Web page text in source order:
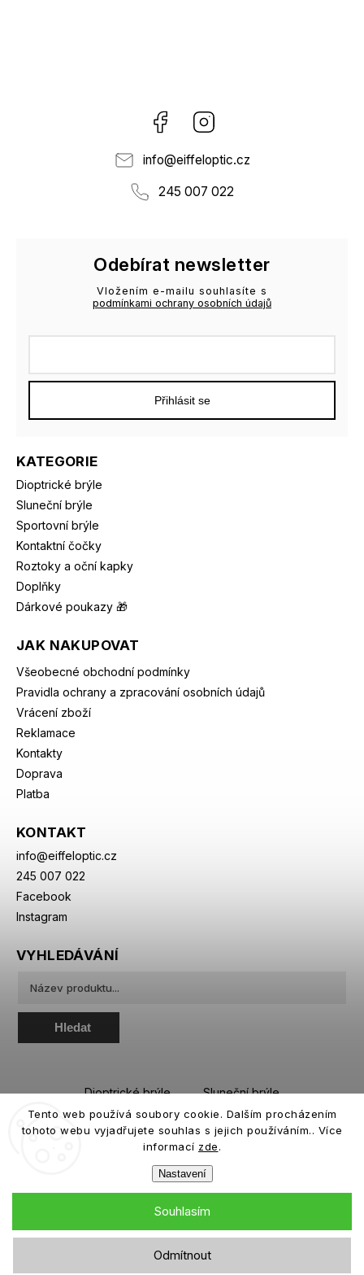
Tento web používá soubory cookie. Dalším procházením
tohoto webu vyjadřujete souhlas s jejich používáním.. Více
informací zde.
Nastavení
Odmítnout
Souhlasím
Facebook
info@eiffeloptic.cz
245 007 022
KATEGORIE
Dioptrické brýle
Sluneční brýle
Sportovní brýle
Kontaktní čočky
Roztoky a oční kapky
Doplňky
Dárkové poukazy 🎁
JAK NAKUPOVAT
Všeobecné obchodní podmínky
Pravidla ochrany a zpracování osobních údajů
Vrácení zboží
Reklamace
Kontakty
Doprava
Platba
KONTAKT
info@eiffeloptic.cz
245 007 022
Facebook
Instagram
Odebírat newsletter
Vložením e-mailu souhlasíte s
podmínkami ochrany osobních údajů
Přihlásit se
VYHLEDÁVÁNÍ
Hledat
Dioptrické brýle
Sluneční brýle
Sportovní brýle
Kontaktní čočky
Roztoky a oční kapky
Copyright 2026eiffeloptic.cz. Všechna práva vyhrazena.